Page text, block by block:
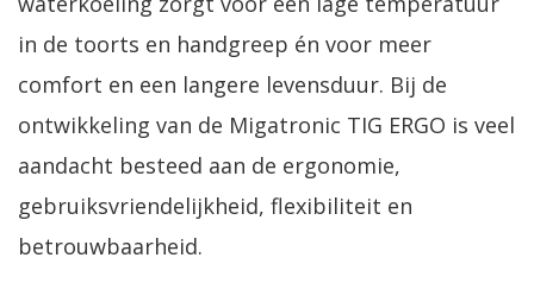
in de toorts en handgreep én voor meer
comfort en een langere levensduur. Bij de
ontwikkeling van de Migatronic TIG ERGO is veel
aandacht besteed aan de ergonomie,
gebruiksvriendelijkheid, flexibiliteit en
betrouwbaarheid.